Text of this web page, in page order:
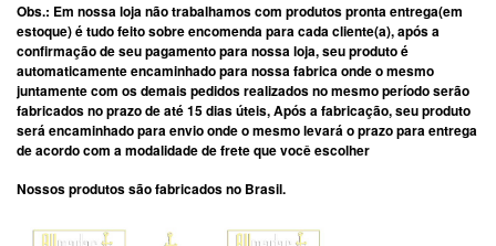
Obs.: Em nossa loja não trabalhamos com produtos pronta entrega(em
estoque) é tudo feito sobre encomenda para cada cliente(a), após a
confirmação de seu pagamento para nossa loja, seu produto é
automaticamente encaminhado para nossa fabrica onde o mesmo
juntamente com os demais pedidos realizados no mesmo período serão
fabricados no prazo de até 15 dias úteis, Após a fabricação, seu produto
será encaminhado para envio onde o mesmo levará o prazo para entrega
de acordo com a modalidade de frete que você escolher
Nossos produtos são fabricados no Brasil.